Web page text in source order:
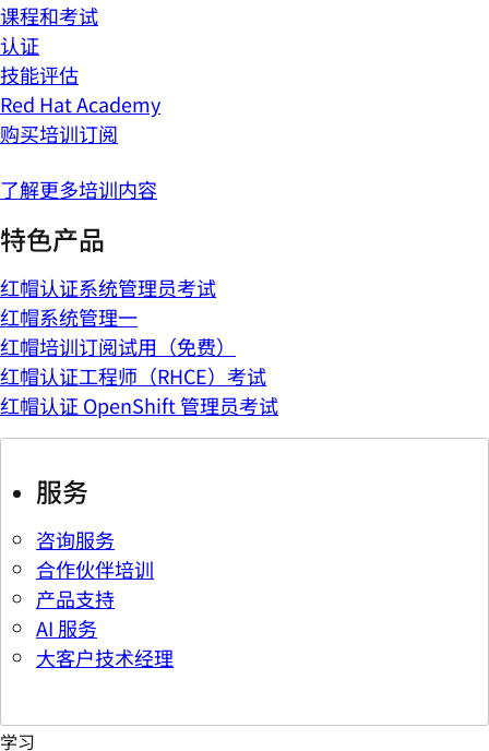
课程和考试
认证
技能评估
Red Hat Academy
购买培训订阅
了解更多培训内容
特色产品
红帽认证系统管理员考试
红帽系统管理一
红帽培训订阅试用（免费）
红帽认证工程师（RHCE）考试
红帽认证 OpenShift 管理员考试
服务
咨询服务
合作伙伴培训
产品支持
AI 服务
大客户技术经理
学习